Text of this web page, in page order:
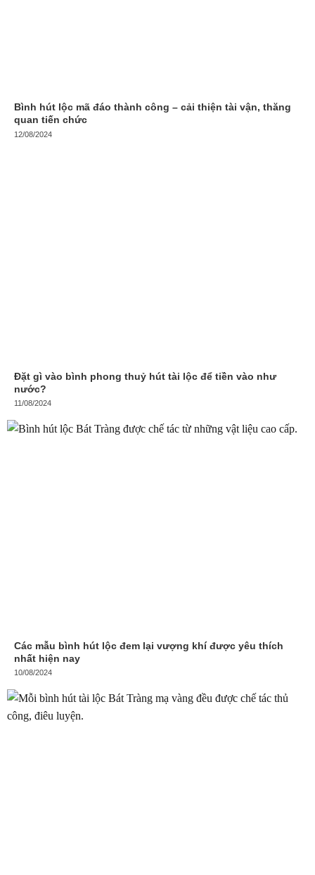
Bình hút lộc mã đáo thành công – cải thiện tài vận, thăng
quan tiến chức
12/08/2024
Đặt gì vào bình phong thuỷ hút tài lộc để tiền vào như
nước?
11/08/2024
Các mẫu bình hút lộc đem lại vượng khí được yêu thích
nhất hiện nay
10/08/2024